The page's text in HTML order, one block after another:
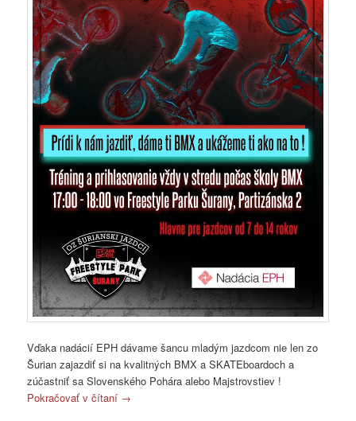
Vďaka nadácií EPH dávame šancu mladým jazdcom nie len zo
Šurian zajazdiť si na kvalitných BMX a SKATEboardoch a
zúčastniť sa Slovenského Pohára alebo Majstrovstiev !
Pokračovať v čítaní →